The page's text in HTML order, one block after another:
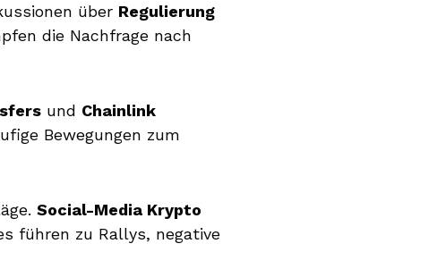
über Regulierung
die Nachfrage nach
und Chainlink
Bewegungen zum
Social-Media Krypto
führen zu Rallys, negative